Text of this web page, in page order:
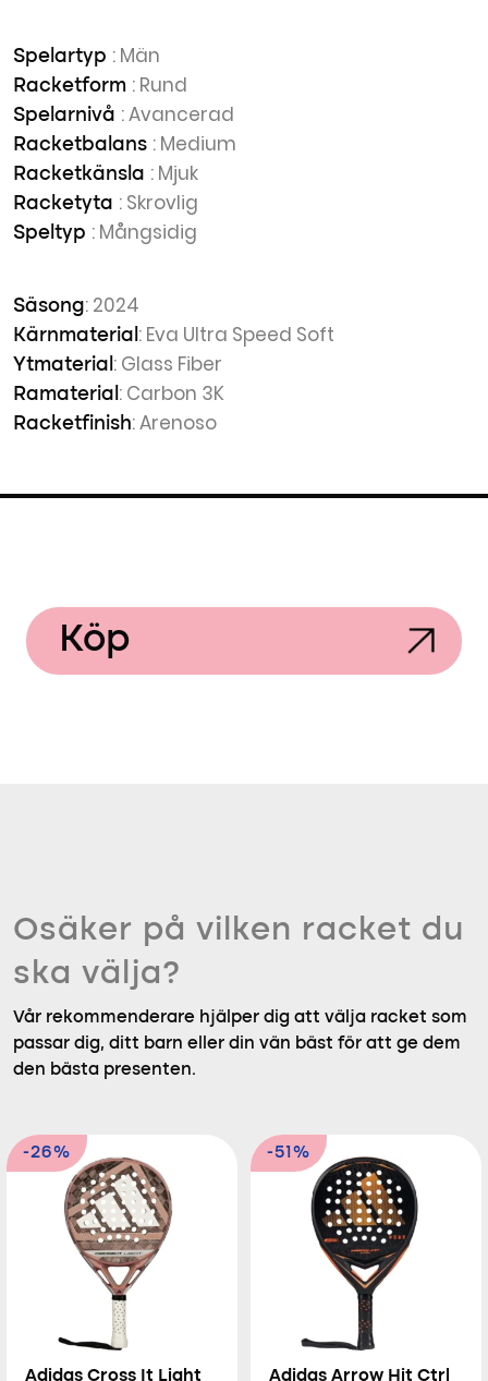
Spelartyp : Män
Racketform : Rund
Spelarnivå : Avancerad
Racketbalans : Medium
Racketkänsla : Mjuk
Racketyta : Skrovlig
Speltyp : Mångsidig
Säsong: 2024
Kärnmaterial : Eva Ultra Speed Soft
Ytmaterial : Glass Fiber
Ramaterial : Carbon 3K
Racketfinish: Arenoso
Köp
Osäker på vilken racket du
ska välja?
Vår rekommenderare hjälper dig att välja racket som
passar dig, ditt barn eller din vän bäst för att ge dem
den bästa presenten.
-26%
Adidas Cross It Light
-51%
Adidas Arrow Hit Ctrl